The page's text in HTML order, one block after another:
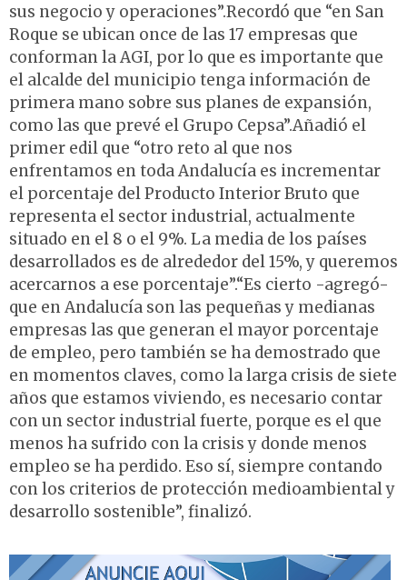
sus negocio y operaciones”.Recordó que “en San
Roque se ubican once de las 17 empresas que
conforman la AGI, por lo que es importante que
el alcalde del municipio tenga información de
primera mano sobre sus planes de expansión,
como las que prevé el Grupo Cepsa”.Añadió el
primer edil que “otro reto al que nos
enfrentamos en toda Andalucía es incrementar
el porcentaje del Producto Interior Bruto que
representa el sector industrial, actualmente
situado en el 8 o el 9%. La media de los países
desarrollados es de alrededor del 15%, y queremos
acercarnos a ese porcentaje”.“Es cierto -agregó-
que en Andalucía son las pequeñas y medianas
empresas las que generan el mayor porcentaje
de empleo, pero también se ha demostrado que
en momentos claves, como la larga crisis de siete
años que estamos viviendo, es necesario contar
con un sector industrial fuerte, porque es el que
menos ha sufrido con la crisis y donde menos
empleo se ha perdido. Eso sí, siempre contando
con los criterios de protección medioambiental y
desarrollo sostenible”, finalizó.